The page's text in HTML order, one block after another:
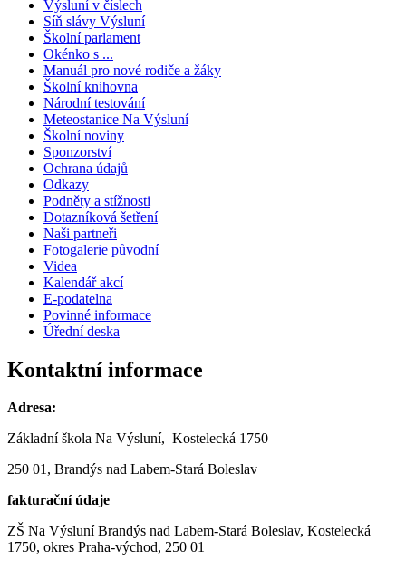
Výsluní v číslech
Síň slávy Výsluní
Školní parlament
Okénko s ...
Manuál pro nové rodiče a žáky
Školní knihovna
Národní testování
Meteostanice Na Výsluní
Školní noviny
Sponzorství
Ochrana údajů
Odkazy
Podněty a stížnosti
Dotazníková šetření
Naši partneři
Fotogalerie původní
Videa
Kalendář akcí
E-podatelna
Povinné informace
Úřední deska
Kontaktní informace
Adresa:
Základní škola Na Výsluní, Kostelecká 1750
250 01, Brandýs nad Labem-Stará Boleslav
fakturační údaje
ZŠ Na Výsluní Brandýs nad Labem-Stará Boleslav, Kostelecká
1750, okres Praha-východ, 250 01